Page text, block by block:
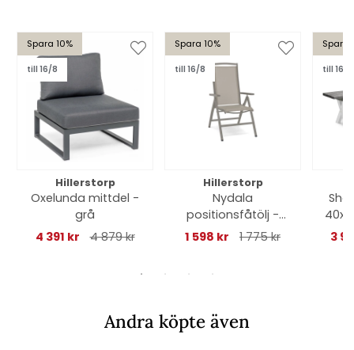
Spara 10%
till 16/8
Hillerstorp
Oxelunda mittdel -
grå
4 391 kr
4 879 kr
Spara 10%
till 16/8
Hillerstorp
Nydala
positionsfåtölj -
sand/beige
1 598 kr 1 775 kr
Spara
till 16/8
3
Andra köpte även